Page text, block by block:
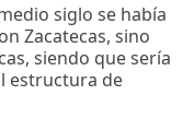
siglo se había
Zacatecas, sino
siendo que sería
estructura de